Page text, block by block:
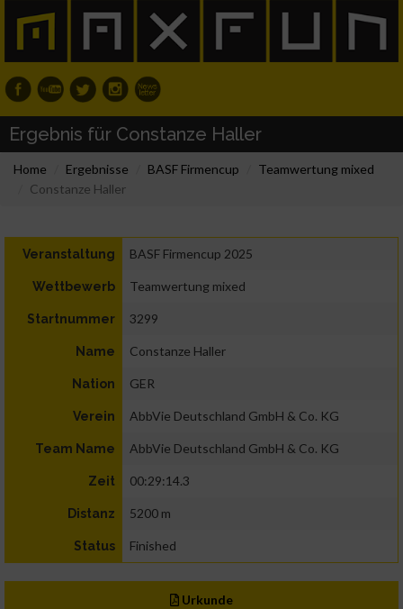
Ergebnis für Constanze Haller
Home Ergebnisse BASF Firmencup
Teamwertung mixed
Constanze Haller
Veranstaltung BASF Firmencup 2025
Wettbewerb Teamwertung mixed
Startnummer 3299
Name Constanze Haller
Nation GER
Verein AbbVie Deutschland GmbH & Co. KG
Team Name AbbVie Deutschland GmbH & Co. KG
Zeit 00:29:14.3
Distanz 5200 m
Status Finished
Urkunde